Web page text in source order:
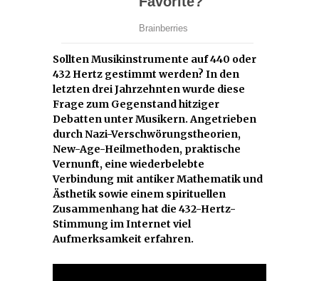
Sollten Musikinstrumente auf 440 oder
432 Hertz gestimmt werden? In den
letzten drei Jahrzehnten wurde diese
Frage zum Gegenstand hitziger
Debatten unter Musikern. Angetrieben
durch Nazi-Verschwörungstheorien,
New-Age-Heilmethoden, praktische
Vernunft, eine wiederbelebte
Verbindung mit antiker Mathematik und
Ästhetik sowie einem spirituellen
Zusammenhang hat die 432-Hertz-
Stimmung im Internet viel
Aufmerksamkeit erfahren.